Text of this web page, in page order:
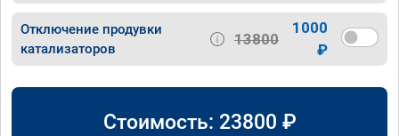
Отключение продувки
катализаторов
13800
1000
₽
Стоимость: 23800 ₽